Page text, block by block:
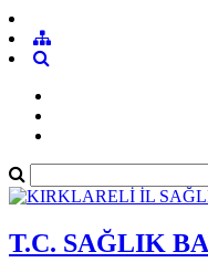
T.C. SAĞLIK